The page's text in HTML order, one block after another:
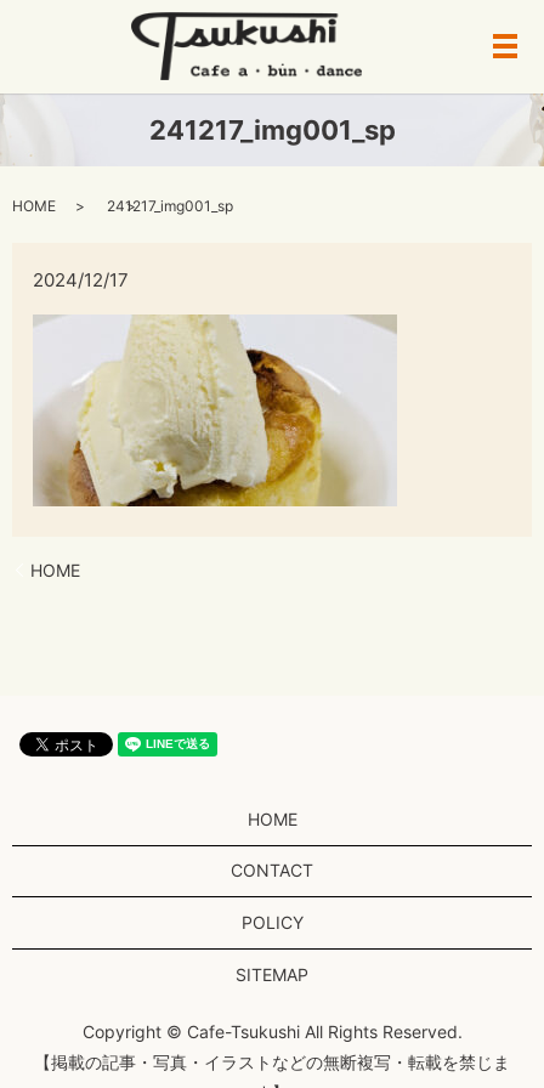
メ
241217_img001_sp
HOME 241217_img001_sp
2024/12/17
HOME
HOME
CONTACT
POLICY
SITEMAP
Copyright © Cafe-Tsukushi All Rights Reserved.
【掲載の記事・写真・イラストなどの無断複写・転載を禁じま